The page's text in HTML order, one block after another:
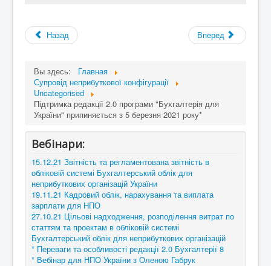
Назад Вперед
Вы здесь:
Главная
Супровід неприбуткової конфігурації
Uncategorised
Підтримка редакції 2.0 програми "Бухгалтерія для
України" припиняється з 5 березня 2021 року*
Вебінари:
15.12.21 Звітність та регламентована звітність в
обліковій системі Бухгалтерський облік для
неприбуткових організацій України
19.11.21 Кадровий облік, нарахування та виплата
зарплати для НПО
27.10.21 Цільові надходження, розподілення витрат по
статтям та проектам в обліковій системі
Бухгалтерський облік для неприбуткових організацій
* Переваги та особливості редакції 2.0 Бухгалтерії 8
* Вебінар для НПО України з Оленою Габрук